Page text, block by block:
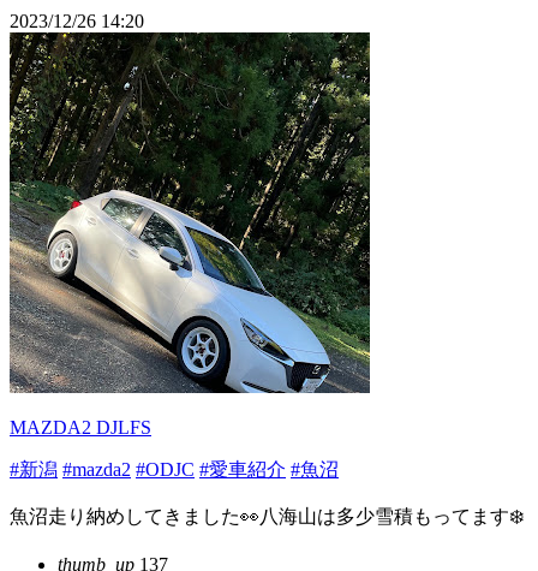
2023/12/26 14:20
MAZDA2 DJLFS
#新潟 #mazda2 #ODJC #愛車紹介 #魚沼
魚沼走り納めしてきました👀八海山は多少雪積もってます❄️
thumb_up 137